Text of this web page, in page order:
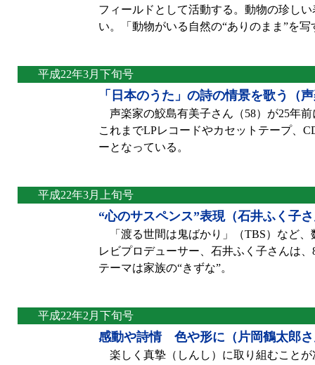
フィールドとして活動する。動物の珍し
い。「動物がいる自然の“ありのまま”を
平成22年3月下旬号
「日本のうた」の詩の情景を歌う（
声楽家の鮫島有美子さん（58）が25年
これまでLPレコードやカセットテープ、
ーとなっている。
平成22年3月上旬号
“心のサスペンス”表現（石井ふく子
「渡る世間は鬼ばかり」（TBS）など
レビプロデューサー、石井ふく子さんは
テーマは家族の“きずな”。
平成22年2月下旬号
感動や詩情 色や形に（片岡鶴太郎
楽しく真摯（しんし）に取り組むこと